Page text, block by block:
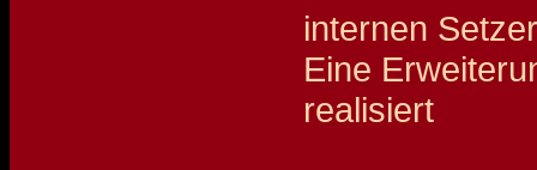
internen
Eine
realisiert